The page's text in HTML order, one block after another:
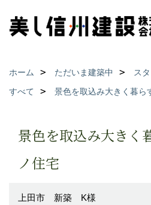
ホーム ただいま建築中
ス
すべて
景色を取込み大きく暮ら
景色を取込み大きく
ノ住宅
上田市 新築 K様